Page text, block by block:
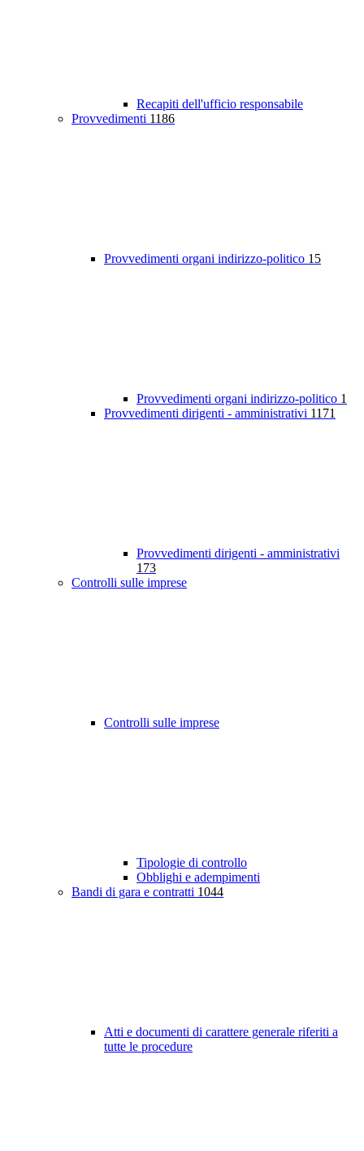
Recapiti dell'ufficio responsabile
Provvedimenti 1186
Provvedimenti organi indirizzo-politico 15
Provvedimenti organi indirizzo-politico 1
Provvedimenti dirigenti - amministrativi 1171
Provvedimenti dirigenti - amministrativi
173
Controlli sulle imprese
Controlli sulle imprese
Tipologie di controllo
Obblighi e adempimenti
Bandi di gara e contratti 1044
Atti e documenti di carattere generale riferiti a
tutte le procedure